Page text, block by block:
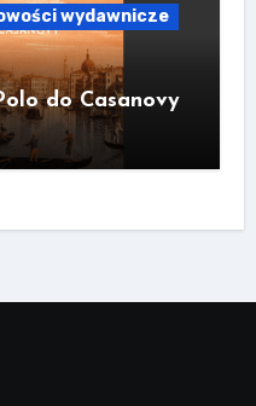
wydawnicze
do Casanovy